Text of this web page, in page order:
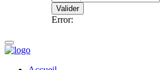
Valider
Error: